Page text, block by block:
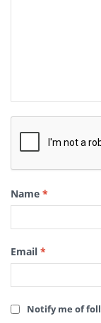
Name *
Email *
Notify me of